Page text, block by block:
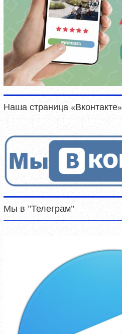
Наша страница «Вконтакте»
Мы в "Телеграм"